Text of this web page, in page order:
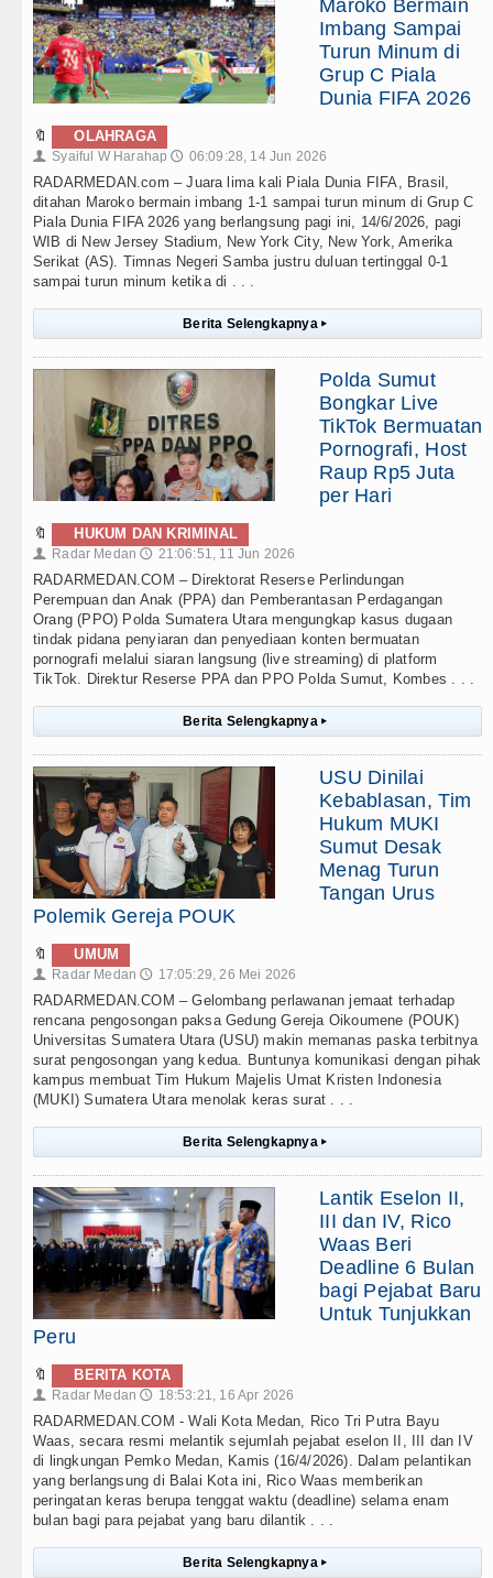
Maroko Bermain
Imbang Sampai
Turun Minum di
Grup C Piala
Dunia FIFA 2026
🔖 OLAHRAGA
👤 Syaiful W Harahap 🕔 06:09:28, 14 Jun 2026
RADARMEDAN.com – Juara lima kali Piala Dunia FIFA, Brasil,
ditahan Maroko bermain imbang 1-1 sampai turun minum di Grup C
Piala Dunia FIFA 2026 yang berlangsung pagi ini, 14/6/2026, pagi
WIB di New Jersey Stadium, New York City, New York, Amerika
Serikat (AS). Timnas Negeri Samba justru duluan tertinggal 0-1
sampai turun minum ketika di . . .
Berita Selengkapnya ▸
Polda Sumut
Bongkar Live
TikTok Bermuatan
Pornografi, Host
Raup Rp5 Juta
per Hari
🔖 HUKUM DAN KRIMINAL
👤 Radar Medan 🕔 21:06:51, 11 Jun 2026
RADARMEDAN.COM – Direktorat Reserse Perlindungan
Perempuan dan Anak (PPA) dan Pemberantasan Perdagangan
Orang (PPO) Polda Sumatera Utara mengungkap kasus dugaan
tindak pidana penyiaran dan penyediaan konten bermuatan
pornografi melalui siaran langsung (live streaming) di platform
TikTok. Direktur Reserse PPA dan PPO Polda Sumut, Kombes . . .
Berita Selengkapnya ▸
USU Dinilai
Kebablasan, Tim
Hukum MUKI
Sumut Desak
Menag Turun
Tangan Urus
Polemik Gereja POUK
🔖 UMUM
👤 Radar Medan 🕔 17:05:29, 26 Mei 2026
RADARMEDAN.COM – Gelombang perlawanan jemaat terhadap
rencana pengosongan paksa Gedung Gereja Oikoumene (POUK)
Universitas Sumatera Utara (USU) makin memanas paska terbitnya
surat pengosongan yang kedua. Buntunya komunikasi dengan pihak
kampus membuat Tim Hukum Majelis Umat Kristen Indonesia
(MUKI) Sumatera Utara menolak keras surat . . .
Berita Selengkapnya ▸
Lantik Eselon II,
III dan IV, Rico
Waas Beri
Deadline 6 Bulan
bagi Pejabat Baru
Untuk Tunjukkan
Peru
🔖 BERITA KOTA
👤 Radar Medan 🕔 18:53:21, 16 Apr 2026
RADARMEDAN.COM - Wali Kota Medan, Rico Tri Putra Bayu
Waas, secara resmi melantik sejumlah pejabat eselon II, III dan IV
di lingkungan Pemko Medan, Kamis (16/4/2026). Dalam pelantikan
yang berlangsung di Balai Kota ini, Rico Waas memberikan
peringatan keras berupa tenggat waktu (deadline) selama enam
bulan bagi para pejabat yang baru dilantik . . .
Berita Selengkapnya ▸